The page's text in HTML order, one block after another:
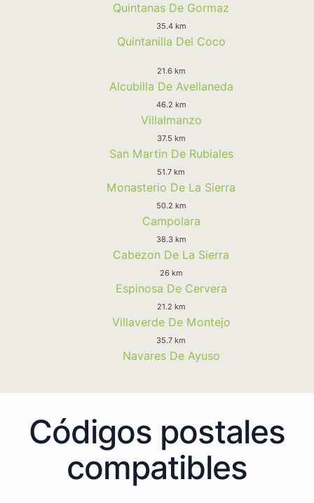
Quintanas De Gormaz
35.4 km
Quintanilla Del Coco
21.6 km
Alcubilla De Avellaneda
46.2 km
Villalmanzo
37.5 km
San Martin De Rubiales
51.7 km
Monasterio De La Sierra
50.2 km
Campolara
38.3 km
Cabezon De La Sierra
26 km
Espinosa De Cervera
21.2 km
Villaverde De Montejo
35.7 km
Navares De Ayuso
Códigos postales
compatibles